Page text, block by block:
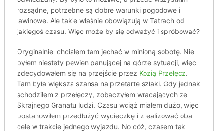
rozsądne, potrzebne są dobre warunki pogodowe i
lawinowe. Ale takie właśnie obowiązują w Tatrach od
jakiegoś czasu. Więc może by się odważyć i spróbować?
Oryginalnie, chciałem tam jechać w minioną sobotę. Nie
byłem niestety pewien panującej na górze sytuacji, więc
zdecydowałem się na przejście przez Kozią Przełęcz.
Tam była większa szansa na przetarte szlaki. Gdy jednak
schodziłem z przełęczy, zobaczyłem wracających ze
Skrajnego Granatu ludzi. Czasu wciąż miałem dużo, więc
postanowiłem przedłużyć wycieczkę i zrealizować oba
cele w trakcie jednego wyjazdu. No cóż, czasem tak